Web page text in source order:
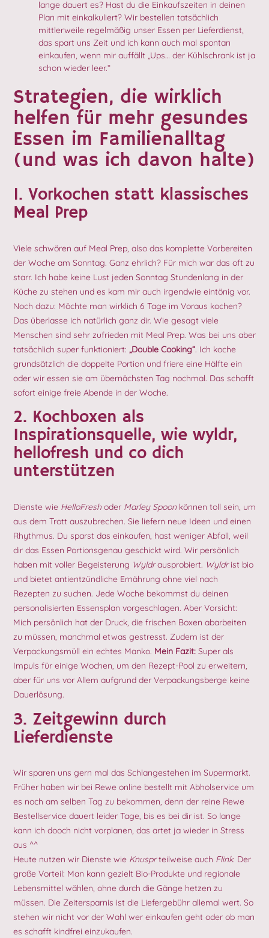
lange dauert es? Hast du die Einkaufszeiten in deinen
Plan mit einkalkuliert? Wir bestellen tatsächlich
mittlerweile regelmäßig unser Essen per Lieferdienst,
das spart uns Zeit und ich kann auch mal spontan
einkaufen, wenn mir auffällt „Ups… der Kühlschrank ist ja
schon wieder leer.“
Strategien, die wirklich
helfen für mehr gesundes
Essen im Familienalltag
(und was ich davon halte)
1. Vorkochen statt klassisches
Meal Prep
Viele schwören auf Meal Prep, also das komplette Vorbereiten
der Woche am Sonntag. Ganz ehrlich? Für mich war das oft zu
starr. Ich habe keine Lust jeden Sonntag Stundenlang in der
Küche zu stehen und es kam mir auch irgendwie eintönig vor.
Noch dazu: Möchte man wirklich 6 Tage im Voraus kochen?
Das überlasse ich natürlich ganz dir. Wie gesagt viele
Menschen sind sehr zufrieden mit Meal Prep. Was bei uns aber
tatsächlich super funktioniert: „Double Cooking“. Ich koche
grundsätzlich die doppelte Portion und friere eine Hälfte ein
oder wir essen sie am übernächsten Tag nochmal. Das schafft
sofort einige freie Abende in der Woche.
2. Kochboxen als
Inspirationsquelle, wie wyldr,
hellofresh und co dich
unterstützen
Dienste wie HelloFresh oder Marley Spoonkönnen toll sein, um
aus dem Trott auszubrechen. Sie liefern neue Ideen und einen
Rhythmus. Du sparst das einkaufen, hast weniger Abfall, weil
dir das Essen Portionsgenau geschickt wird. Wir persönlich
haben mit voller Begeisterung Wyldrausprobiert. Wyldrist bio
und bietet antientzündliche Ernährung ohne viel nach
Rezepten zu suchen. Jede Woche bekommst du deinen
personalisierten Essensplan vorgeschlagen. Aber Vorsicht:
Mich persönlich hat der Druck, die frischen Boxen abarbeiten
zu müssen, manchmal etwas gestresst. Zudem ist der
Verpackungsmüll ein echtes Manko. Mein Fazit: Super als
Impuls für einige Wochen, um den Rezept-Pool zu erweitern,
aber für uns vor Allem aufgrund der Verpackungsberge keine
Dauerlösung.
3. Zeitgewinn durch
Lieferdienste
Wir sparen uns gern mal das Schlangestehen im Supermarkt.
Früher haben wir bei Rewe online bestellt mit Abholservice um
es noch am selben Tag zu bekommen, denn der reine Rewe
Bestellservice dauert leider Tage, bis es bei dir ist. So lange
kann ich dooch nicht vorplanen, das artet ja wieder in Stress
aus ^^
Heute nutzen wir Dienste wie Knusprteilweise auch Flink. Der
große Vorteil: Man kann gezielt Bio-Produkte und regionale
Lebensmittel wählen, ohne durch die Gänge hetzen zu
müssen. Die Zeitersparnis ist die Liefergebühr allemal wert. So
stehen wir nicht vor der Wahl wer einkaufen geht oder ob man
es schafft kindfrei einzukaufen.